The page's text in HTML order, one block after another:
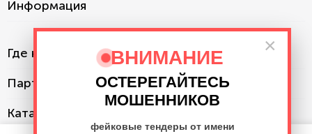
×
ВНИМАНИЕ
ОСТЕРЕГАЙТЕСЬ
МОШЕННИКОВ
фейковые тендеры от имени
Информация
Где купить?
Партнерам
Каталог